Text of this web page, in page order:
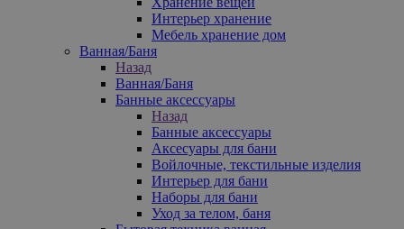
Интерьер хранение
Мебель хранение дом
Ванная/Баня
Назад
Ванная/Баня
Банные аксессуары
Назад
Банные аксессуары
Аксесуары для бани
Войлочные, текстильные изделия
Интерьер для бани
Наборы для бани
Уход за телом, баня